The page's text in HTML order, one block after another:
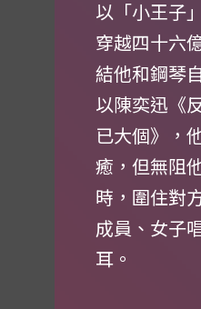
以「小王子
穿越四十六
結他和鋼琴
以陳奕迅《
已大個》，
癒，但無阻
時，圍住對
成員、女子
耳。